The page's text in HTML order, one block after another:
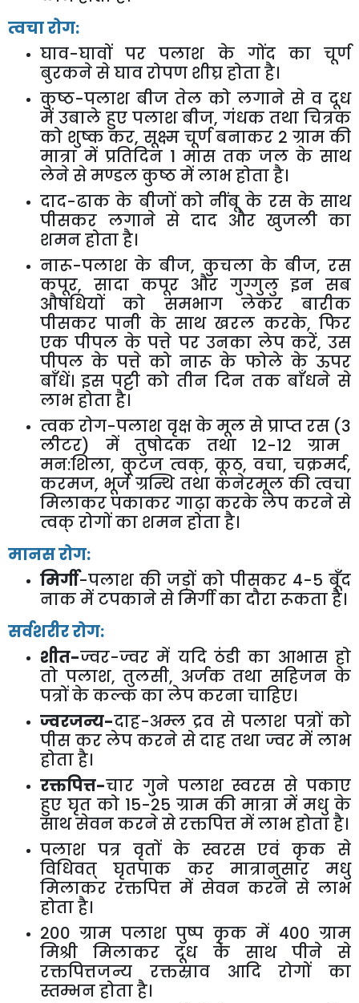
त्वचा रोग:
घाव-घावों पर पलाश के गोंद का चूर्ण
बुरकने से घाव रोपण शीघ्र होता है।
कुष्ठ-पलाश बीज तेल को लगाने से व दूध
में उबाले हुए पलाश बीज,गंधक तथा चित्रक
को शुष्क कर, सूक्ष्म चूर्ण बनाकर 2 ग्राम की
मात्रा में प्रतिदिन 1 मास तक जल के साथ
लेने से मण्डल कुष्ठ में लाभ होता है।
दाद-ढाक के बीजों को नींबू के रस के साथ
पीसकर लगाने से दाद और खुजली का
शमन होता है।
नारू-पलाश के बीज, कुचला के बीज,रस
कपूर, सादा कपूर और गुग्गुलु इन सब
औषधियों को समभाग लेकर बारीक
पीसकर पानी के साथ खरल करके,फिर
एक पीपल के पत्ते पर उनका लेप करें, उस
पीपल के पत्ते को नारू के फोले के ऊपर
बाँधें। इस पट्टी को तीन दिन तक बाँधने से
लाभ होता है।
त्वक रोग-पलाश वृक्ष के मूल से प्राप्त रस (3
लीटर) में तुषोदक तथा 12-12 ग्राम
मन:शिला, कुटज त्वक्, कूठ, वचा, चक्रमर्द,
करमज, भूर्ज ग्रन्थि तथा कनेरमूल की त्वचा
मिलाकर पकाकर गाढ़ा करके लेप करने से
त्वक् रोगों का शमन होता है।
मानस रोग:
मिर्गी-पलाश की जड़ों को पीसकर 4-5 बूँद
नाक में टपकाने से मिर्गी का दौरा रूकता है।
सर्वशरीर रोग:
शीत-ज्वर-ज्वर में यदि ठंडी का आभास हो
तो पलाश, तुलसी, अर्जक तथा सहिजन के
पत्रों के कल्क का लेप करना चाहिए।
ज्वरजन्य-दाह-अम्ल द्रव से पलाश पत्रों को
पीस कर लेप करने से दाह तथा ज्वर में लाभ
होता है।
रक्तपित्त-चार गुने पलाश स्वरस से पकाए
हुए घृत को 15-25 ग्राम की मात्रा में मधु के
साथ सेवन करने से रक्तपित्त में लाभ होता है।
पलाश पत्र वृतों के स्वरस एवं कृक से
विधिवत् घृतपाक कर मात्रानुसार मधु
मिलाकर रक्तपित्त में सेवन करने से लाभ
होता है।
200 ग्राम पलाश पुष्प कृक में 400 ग्राम
मिश्री मिलाकर दूध के साथ पीने से
रक्तपित्तजन्य रक्तस्राव आदि रोगों का
स्तम्भन होता है।